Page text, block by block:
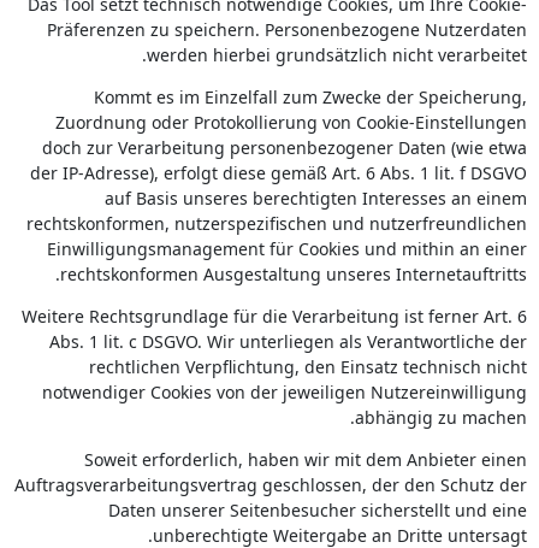
Präferenzen zu speichern. Personenbezogene Nutzerdaten
werden hierbei grundsätzlich nicht verarbeitet.
Kommt es im Einzelfall zum Zwecke der Speicherung,
Zuordnung oder Protokollierung von Cookie-Einstellungen
doch zur Verarbeitung personenbezogener Daten (wie etwa
der IP-Adresse), erfolgt diese gemäß Art. 6 Abs. 1 lit. f DSGVO
auf Basis unseres berechtigten Interesses an einem
rechtskonformen, nutzerspezifischen und nutzerfreundlichen
Einwilligungsmanagement für Cookies und mithin an einer
rechtskonformen Ausgestaltung unseres Internetauftritts.
Weitere Rechtsgrundlage für die Verarbeitung ist ferner Art. 6
Abs. 1 lit. c DSGVO. Wir unterliegen als Verantwortliche der
rechtlichen Verpflichtung, den Einsatz technisch nicht
notwendiger Cookies von der jeweiligen Nutzereinwilligung
abhängig zu machen.
Soweit erforderlich, haben wir mit dem Anbieter einen
Auftragsverarbeitungsvertrag geschlossen, der den Schutz der
Daten unserer Seitenbesucher sicherstellt und eine
unberechtigte Weitergabe an Dritte untersagt.